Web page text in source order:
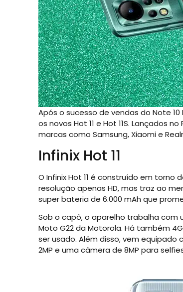
Após o sucesso de vendas do Note
os novos Hot 11 e Hot 11S. Lançados
marcas como Samsung, Xiaomi e
Infinix Hot 11
O Infinix Hot 11 é construído em torno
resolução apenas HD, mas traz ao
super bateria de 6.000 mAh que
Sob o capô, o aparelho trabalha com
Moto G22 da Motorola. Há também
ser usado. Além disso, vem equipado
2MP e uma câmera de 8MP para